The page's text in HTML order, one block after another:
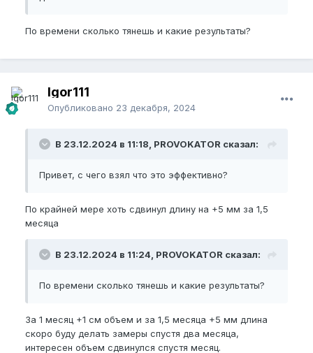
По времени сколько тянешь и какие результаты?
Igor111
Опубликовано 23 декабря, 2024
В 23.12.2024 в 11:18, PROVOKATOR сказал:
Привет, с чего взял что это эффективно?
По крайней мере хоть сдвинул длину на +5 мм за 1,5
месяца
В 23.12.2024 в 11:24, PROVOKATOR сказал:
По времени сколько тянешь и какие результаты?
За 1 месяц +1 см объем и за 1,5 месяца +5 мм длина
скоро буду делать замеры спустя два месяца,
интересен объем сдвинулся спустя месяц.